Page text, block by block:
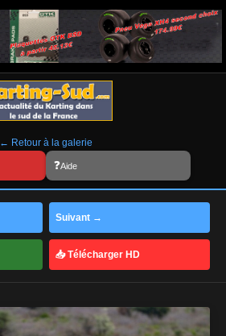
← Retour à la galerie
Aide
Suivant →
📥 Télécharger HD